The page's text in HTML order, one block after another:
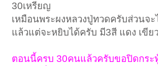
30เหรียญ
เหมือนพระผงหลวงปู่ทวดครับส่วนจะ
แล้วแต่จะหยิบได้ครับ มี3สี แดง เขีย
ตอนนี้ครบ 30คนแล้วครับขอปิดกร